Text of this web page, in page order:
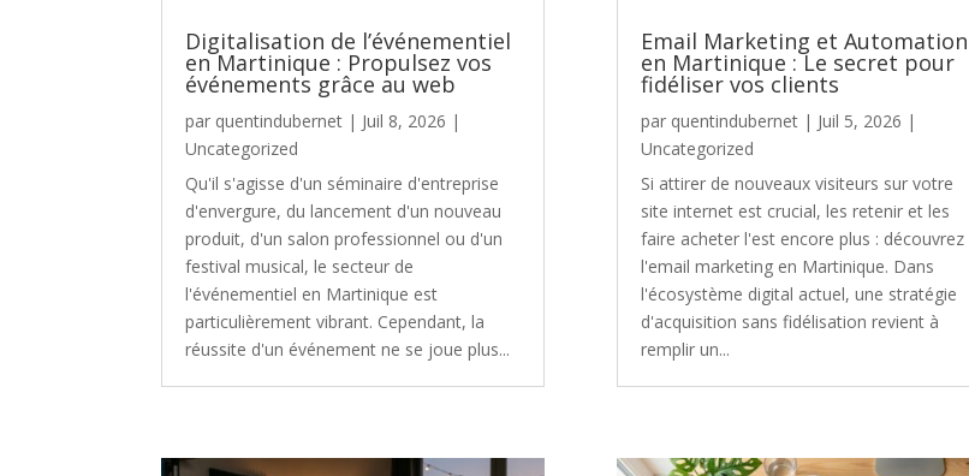
Digitalisation de l’événementiel
en Martinique : Propulsez vos
événements grâce au web
par quentindubernet | Juil 8, 2026 |
Uncategorized
Qu'il s'agisse d'un séminaire d'entreprise
d'envergure, du lancement d'un nouveau
produit, d'un salon professionnel ou d'un
festival musical, le secteur de
l'événementiel en Martinique est
particulièrement vibrant. Cependant, la
réussite d'un événement ne se joue plus...
Email Marketing et Automation
en Martinique : Le secret pour
fidéliser vos clients
par quentindubernet| Juil 5, 2026 |
Uncategorized
Si attirer de nouveaux visiteurs sur votre
site internet est crucial, les retenir et les
faire acheter l'est encore plus : découvrez
l'email marketing en Martinique. Dans
l'écosystème digital actuel, une stratégie
d'acquisition sans fidélisation revient à
remplir un...